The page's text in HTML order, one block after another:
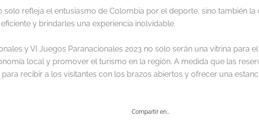
solo refleja el entusiasmo de Colombia por el deporte, sino también
y brindarles una experiencia inolvidable.
y VI Juegos Paranacionales 2023 no solo serán una vitrina para
local y promover el turismo en la región. A medida que las
recibir a los visitantes con los brazos abiertos y ofrecer una
Compartir en…